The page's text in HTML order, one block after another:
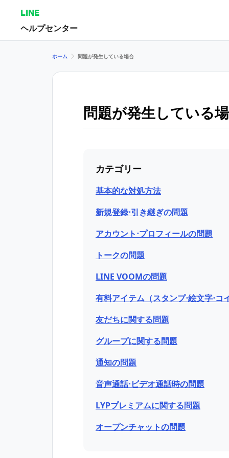
LINE
ヘルプセンター
ホーム 問題が発生している場合
問題が発生している
カテゴリー
基本的な対処方法
新規登録⋅引き継ぎの問題
アカウント⋅プロフィールの問題
トークの問題
LINE VOOMの問題
有料アイテム（スタンプ⋅絵文字⋅コ
友だちに関する問題
グループに関する問題
通知の問題
音声通話⋅ビデオ通話時の問題
LYPプレミアムに関する問題
オープンチャットの問題